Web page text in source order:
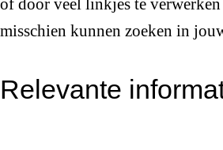
of door veel linkjes te
misschien kunnen zoeken in
Relevante